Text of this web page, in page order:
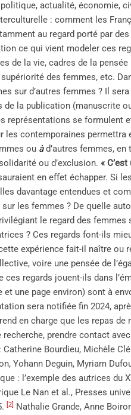
actualité, économie,
: comment les
au regard porté par
ce qui vient modeler ces
de la vie, cadres de la
des femmes, etc.
sur d’autres femmes ? Il
la publication (manuscrite
représentations se formulent
les contemporaines
ou àd’autres femmes,
ou d’exclusion. «
en effet échapper. Si
davantage entendues et
les femmes ? De quelle
le regard des
? Ces regards font-ils
expérience fait-il naître ou
voire une pensée de
regards jouent-ils dans
une page environ) sont à
sera notifiée fin 2024,
en charge que les repas
prendre contact
: Catherine Bourdieu, Michèle
Yohann Deguin, Myriam
: l’exemple des autrices du
Le Nan et al., Presses
[2] Nathalie Grande, Anne